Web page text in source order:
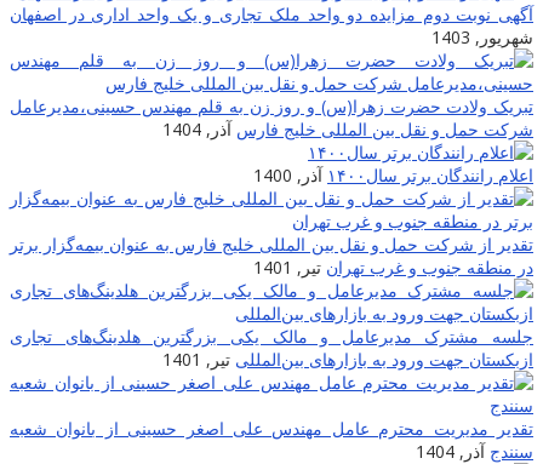
نوبت دوم مزایده دو واحد ملک تجاری و یک واحد اداری در اصفهان
1403
ولادت حضرت زهرا(س) و روز زن به قلم مهندس حسینی،مدیرعامل
حمل و نقل بین المللی خلیج فارس آذر, 1404
رانندگان برتر سال۱۴۰۰
آذر, 1400
از شرکت حمل و نقل بین المللی خلیج فارس به عنوان بیمه‌گزار برتر
منطقه جنوب و غرب تهران تیر, 1401
جلسه مشترک مدیرعامل و مالک یکی بزرگترین هلدینگ‌‎های تجاری
جهت ورود به بازارهای بین‌المللی تیر, 1401
مدیریت محترم عامل مهندس علی اصغر حسینی از بانوان شعبه
آذر, 1404